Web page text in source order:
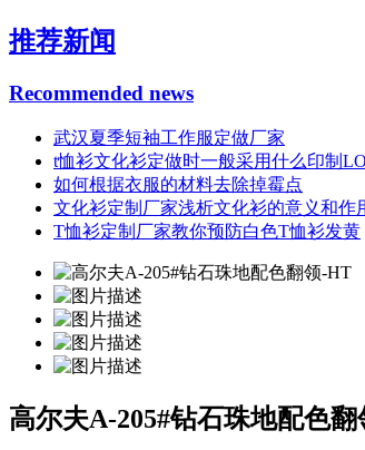
推荐新闻
Recommended news
武汉夏季短袖工作服定做厂家
t恤衫文化衫定做时一般采用什么印制
如何根据衣服的材料去除掉霉点
文化衫定制厂家浅析文化衫的意义和作
T恤衫定制厂家教你预防白色T恤衫发黄
高尔夫A-205#钻石珠地配色